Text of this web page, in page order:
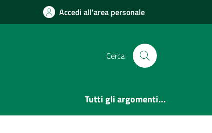
Accedi all'area personale
Cerca
Tutti gli argomenti...